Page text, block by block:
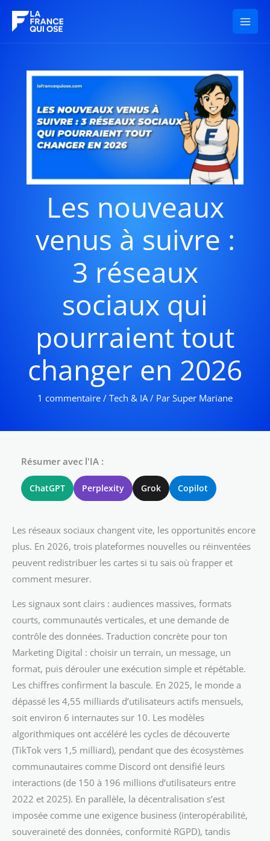
contenu
Les nouveaux
venus à suivre :
3 réseaux
sociaux qui
pourraient tout
changer en 2026
1 commentaire / Tech & IA / Par Super Mariane
Résumer avec l'IA :
ChatGPT Perplexity Grok Copilot
Les réseaux sociaux changent vite, les opportunités encore
plus. En 2026, trois plateformes nouvelles ou réinventées
peuvent redistribuer les cartes si tu sais où frapper et
comment mesurer.
Les signaux sont clairs : audiences massives, formats
courts, communautés verticales, et une demande de
contrôle des données. Traduction concrète pour ton
Marketing Digital : choisir un terrain, un message, un
format, puis dérouler une exécution simple et répétable.
Les chiffres confirment la bascule. En 2025, le monde a
dépassé les 4,55 milliards d’utilisateurs actifs mensuels,
soit environ 6 internautes sur 10. Les modèles
algorithmiques ont accéléré les cycles de découverte
(TikTok vers 1,5 milliard), pendant que des écosystèmes
communautaires comme Discord ont densifié leurs
interactions (de 150 à 196 millions d’utilisateurs entre
2022 et 2025). En parallèle, la décentralisation s’est
imposée comme une exigence business (interopérabilité,
souveraineté des données, conformité RGPD), tandis